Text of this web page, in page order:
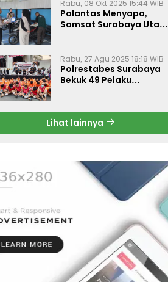
Rabu, 08 Okt 2025 15:44 WIB
Polantas Menyapa,
Samsat Surabaya Utara
Rabu, 27 Agu 2025 18:18 WIB
Polrestabes Surabaya
Bekuk 49 Pelaku
Gratis
Lihat lainnya